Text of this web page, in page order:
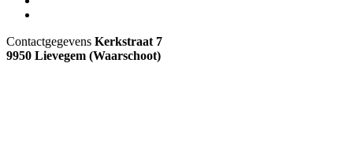
Contactgegevens Kerkstraat 7
9950 Lievegem (Waarschoot)